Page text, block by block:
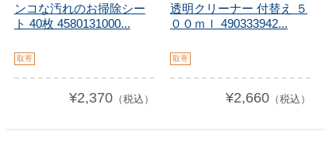
ンコな汚れのお掃除シー
ト 40枚 4580131000...
取寄
¥2,370 （税込）
透明クリーナー 付替え ５
００ｍｌ 490333942...
取寄
¥2,660（税込）